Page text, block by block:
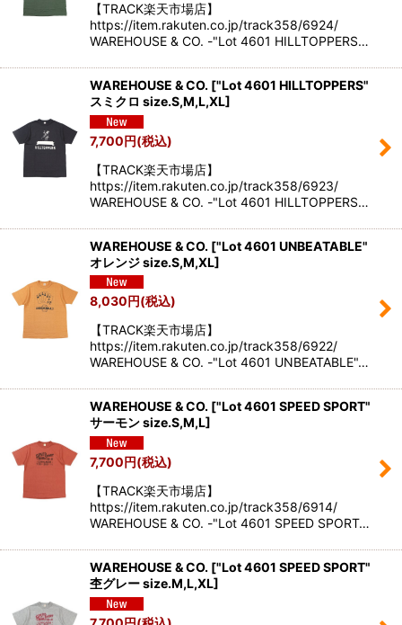
【TRACK楽天市場店】
https://item.rakuten.co.jp/track358/6924/
WAREHOUSE & CO. -"Lot 4601 HILLTOPPERS…
WAREHOUSE & CO. ["Lot 4601 HILLTOPPERS"
スミクロ size.S,M,L,XL]
7,700円(税込)
【TRACK楽天市場店】
https://item.rakuten.co.jp/track358/6923/
WAREHOUSE & CO. -"Lot 4601 HILLTOPPERS…
WAREHOUSE & CO. ["Lot 4601 UNBEATABLE"
オレンジ size.S,M,XL]
8,030円(税込)
【TRACK楽天市場店】
https://item.rakuten.co.jp/track358/6922/
WAREHOUSE & CO. -"Lot 4601 UNBEATABLE"…
WAREHOUSE & CO. ["Lot 4601 SPEED SPORT"
サーモン size.S,M,L]
7,700円(税込)
【TRACK楽天市場店】
https://item.rakuten.co.jp/track358/6914/
WAREHOUSE & CO. -"Lot 4601 SPEED SPORT…
WAREHOUSE & CO. ["Lot 4601 SPEED SPORT"
杢グレー size.M,L,XL]